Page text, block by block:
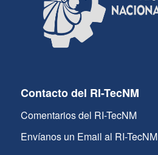
Contacto del RI-TecNM
Comentarios del RI-TecNM
Envíanos un Email al RI-TecNM